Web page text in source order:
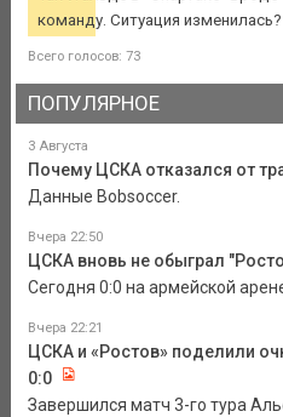
команду. Ситуация изменилась?
Всего голосов: 73
ПОПУЛЯРНОЕ
3 Августа
Почему ЦСКА отказался от
Данные Bobsoccer.
Вчера 22:50
ЦСКА вновь не обыграл
Сегодня 0:0 на армейской
Вчера 22:21
ЦСКА и «Ростов» поделили
0:0
Завершился матч 3-го тура